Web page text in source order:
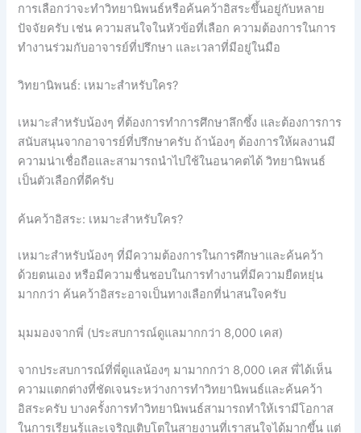
การเลือกว่าจะทำวิทยานิพนธ์หรือค้นคว้าอิสระขึ้นอยู่กับหลาย
ปัจจัยครับ เช่น ความสนใจในหัวข้อที่เลือก ความต้องการในการ
ทำงานร่วมกับอาจารย์ที่ปรึกษา และเวลาที่มีอยู่ในมือ
วิทยานิพนธ์: เหมาะสำหรับใคร?
เหมาะสำหรับน้องๆ ที่ต้องการทำการศึกษาลึกซึ้ง และต้องการการ
สนับสนุนจากอาจารย์ที่ปรึกษาครับ ถ้าน้องๆ ต้องการให้ผลงานมี
ความน่าเชื่อถือและสามารถนำไปใช้ในอนาคตได้ วิทยานิพนธ์
เป็นตัวเลือกที่ดีครับ
ค้นคว้าอิสระ: เหมาะสำหรับใคร?
เหมาะสำหรับน้องๆ ที่มีความต้องการในการศึกษาและค้นคว้า
ด้วยตนเอง หรือมีความชื่นชอบในการทำงานที่มีความยืดหยุ่น
มากกว่า ค้นคว้าอิสระอาจเป็นทางเลือกที่น่าสนใจครับ
มุมมองจากพี่ (ประสบการณ์ดูแลมากกว่า 8,000 เคส)
จากประสบการณ์ที่พี่ดูแลน้องๆ มามากกว่า 8,000 เคส พี่ได้เห็น
ความแตกต่างที่ชัดเจนระหว่างการทำวิทยานิพนธ์และค้นคว้า
อิสระครับ บางครั้งการทำวิทยานิพนธ์สามารถทำให้เรามีโอกาส
ในการเรียนรู้และเจริญเติบโตในสายงานที่เราสนใจได้มากขึ้น แต่